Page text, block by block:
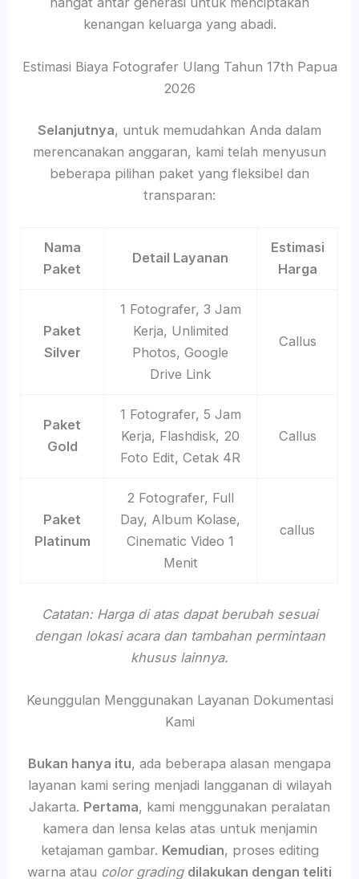
kenangan keluarga yang abadi.
Estimasi Biaya Fotografer Ulang Tahun 17th Papua
2026
Selanjutnya, untuk memudahkan Anda dalam
merencanakan anggaran, kami telah menyusun
beberapa pilihan paket yang fleksibel dan
transparan:
Nama
Paket
Detail Layanan
Estimasi
Harga
Paket
Silver
1 Fotografer, 3 Jam
Kerja, Unlimited
Photos, Google
Drive Link
Callus
Paket
Gold
1 Fotografer, 5 Jam
Kerja, Flashdisk, 20
Foto Edit, Cetak 4R
Callus
Paket
Platinum
2 Fotografer, Full
Day, Album Kolase,
Cinematic Video 1
Menit
callus
Catatan: Harga di atas dapat berubah sesuai
dengan lokasi acara dan tambahan permintaan
khusus lainnya.
Keunggulan Menggunakan Layanan Dokumentasi
Kami
Bukan hanya itu, ada beberapa alasan mengapa
layanan kami sering menjadi langganan di wilayah
Jakarta. Pertama, kami menggunakan peralatan
kamera dan lensa kelas atas untuk menjamin
ketajaman gambar. Kemudian, proses editing
warna atau color grading dilakukan dengan teliti